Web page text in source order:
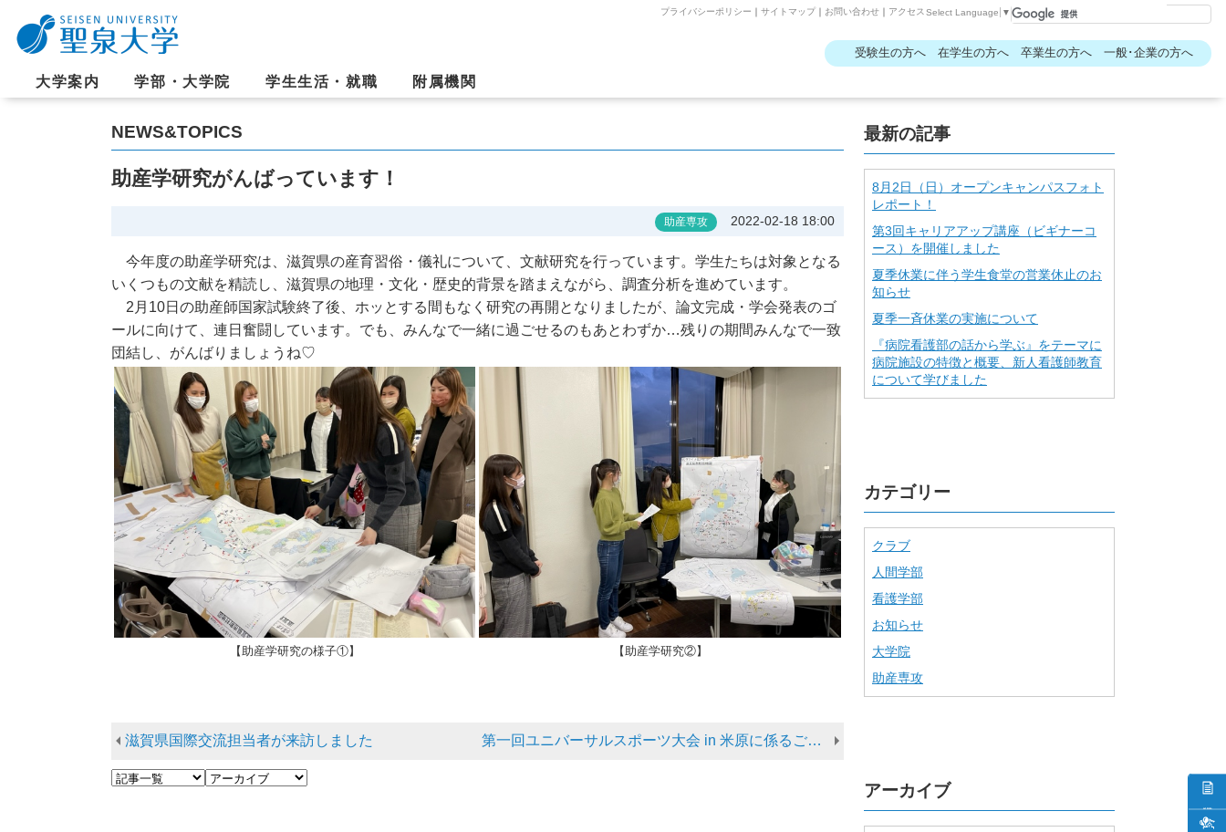
Select Language ▼
アクセス
｜
お問い合わせ
｜
サイトマップ
｜
プライバシーポリシー
受験生の方へ 在学生の方へ 卒業生の方へ 一般･企業の方へ
大学案内 学部・大学院 学生生活・就職 附属機関
NEWS&TOPICS
助産学研究がんばっています！
助産専攻 2022-02-18 18:00
今年度の助産学研究は、滋賀県の産育習俗・儀礼について、文献研究を行っています。学生たちは対象となる
いくつもの文献を精読し、滋賀県の地理・文化・歴史的背景を踏まえながら、調査分析を進めています。
2月10日の助産師国家試験終了後、ホッとする間もなく研究の再開となりましたが、論文完成・学会発表のゴ
ールに向けて、連日奮闘しています。でも、みんなで一緒に過ごせるのもあとわずか…残りの期間みんなで一致
団結し、がんばりましょうね♡
【助産学研究の様子①】 【助産学研究②】
滋賀県国際交流担当者が来訪しました 第一回ユニバーサルスポーツ大会 in 米原に係るご報告
最新の記事
8月2日（日）オープンキャンパスフォト
レポート！
第3回キャリアアップ講座（ビギナーコ
ース）を開催しました
夏季休業に伴う学生食堂の営業休止のお
知らせ
夏季一斉休業の実施について
『病院看護部の話から学ぶ』をテーマに
病院施設の特徴と概要、新人看護師教育
について学びました
カテゴリー
クラブ
人間学部
看護学部
お知らせ
大学院
助産専攻
アーカイブ